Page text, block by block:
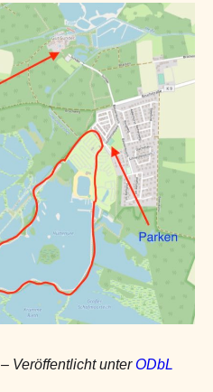
– Veröffentlicht unterODbL